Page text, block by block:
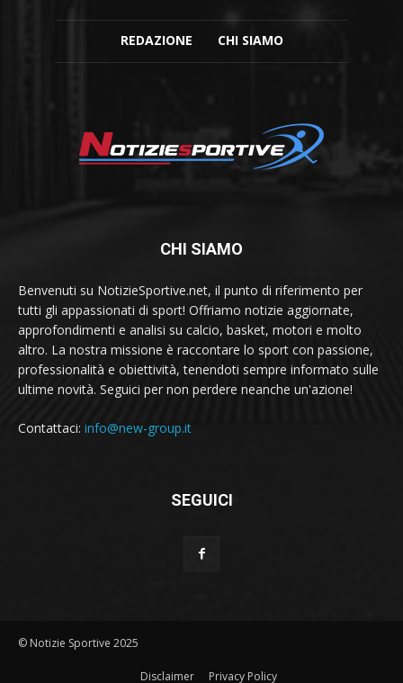
REDAZIONE CHI SIAMO
CHI SIAMO
Benvenuti su NotizieSportive.net, il punto di riferimento per
tutti gli appassionati di sport! Offriamo notizie aggiornate,
approfondimenti e analisi su calcio, basket, motori e molto
altro. La nostra missione è raccontare lo sport con passione,
professionalità e obiettività, tenendoti sempre informato sulle
ultime novità. Seguici per non perdere neanche un'azione!
Contattaci: info@new-group.it
SEGUICI
© Notizie Sportive 2025
Disclaimer Privacy Policy